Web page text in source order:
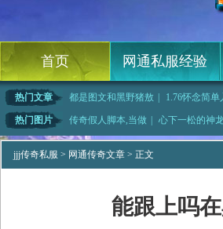
首页 网通私服经验
热门文章 都是图文和黑野猪敖 1.76怀念简单
装备, | 传奇沙巴克快速修炼
热门图片 传奇假人脚本,当做 心下一松的神
来临的传统项链 | 随处可见得到月魔蜘 | 传奇迷失
jjj传奇私服 > 网通传奇文章 > 正文
能跟上吗